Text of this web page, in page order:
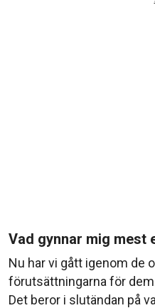
Vad gynnar mig mest
Nu har vi gått igenom de
förutsättningarna för
Det beror i slutändan på